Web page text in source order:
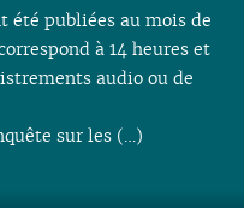
été publiées au mois de
à 14 heures et
audio ou de
sur les (…)